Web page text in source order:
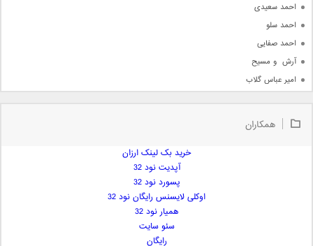
احمد سعیدی
احمد سلو
احمد صفایی
آرش  و مسیح
امیر عباس گلاب
امیر علی
همکاران
خرید بک لینک ارزان
آپدیت نود 32
پسورد نود 32
اوکلی لایسنس رایگان نود 32
همیار نود 32
سئو سایت
رایگان